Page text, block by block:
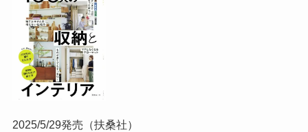
2025/5/29発売（扶桑社）